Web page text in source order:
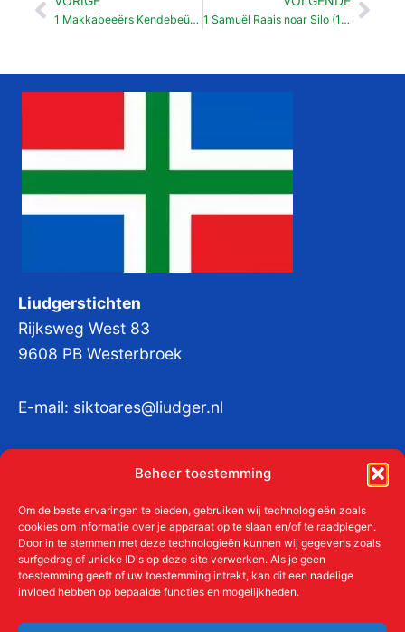
Beheer toestemming
Om de beste ervaringen te bieden, gebruiken wij technologieën zoals
cookies om informatie over je apparaat op te slaan en/of te raadplegen.
Door in te stemmen met deze technologieën kunnen wij gegevens zoals
surfgedrag of unieke ID's op deze site verwerken. Als je geen
toestemming geeft of uw toestemming intrekt, kan dit een nadelige
invloed hebben op bepaalde functies en mogelijkheden.
Vorige 1 Makkabeeërs Kendebeüs wordt versloagen (15:37-16:10) 1 Samuël Raais noar Silo (1: 1-19)
Liudgerstichten
Rijksweg West 83
9608 PB Westerbroek
E-mail: siktoares@liudger.nl
KvKnr:41011712
Meer over de Liudgerstichten